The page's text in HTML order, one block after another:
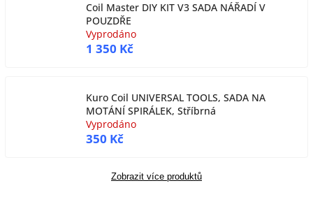
Coil Master DIY KIT V3 SADA NÁŘADÍ V
POUZDŘE
Vyprodáno
1 350 Kč
Kuro Coil UNIVERSAL TOOLS, SADA NA
MOTÁNÍ SPIRÁLEK, Stříbrná
Vyprodáno
350 Kč
Zobrazit více produktů